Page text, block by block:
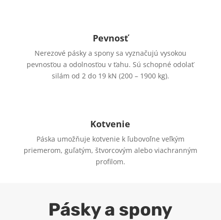
Pevnosť
Nerezové pásky a spony sa vyznačujú vysokou
pevnosťou a odolnosťou v ťahu. Sú schopné odolať
silám od 2 do 19 kN (200 – 1900 kg).
Kotvenie
Páska umožňuje kotvenie k ľubovoľne veľkým
priemerom, guľatým, štvorcovým alebo viachranným
profilom.
Pásky a spony